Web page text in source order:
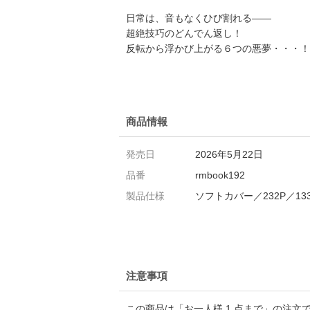
日常は、音もなくひび割れる――
超絶技巧のどんでん返し！
反転から浮かび上がる６つの悪夢・・・！
商品情報
発売日
2026年5月22日
品番
rmbook192
製品仕様
ソフトカバー／232P／
注意事項